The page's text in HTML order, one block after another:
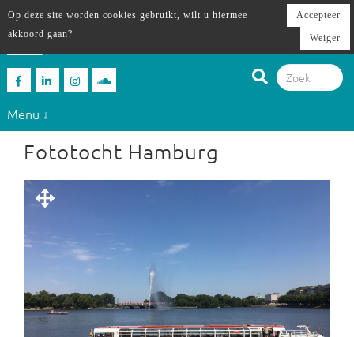
Menu ↓
Fototocht Hamburg
Op deze site worden cookies gebruikt, wilt u hiermee
akkoord gaan?
Accepteer
Weiger